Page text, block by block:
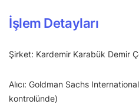
İşlem Detayları
Şirket: Kardemir Karabük Demir
Alıcı: Goldman Sachs
kontrolünde)